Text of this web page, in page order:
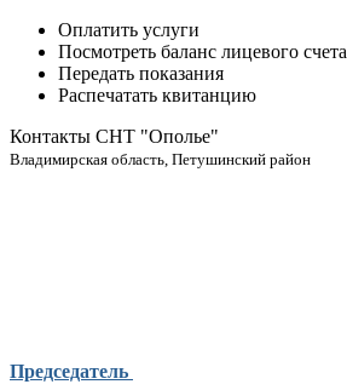
Оплатить услуги
Посмотреть баланс лицевого счета
Передать показания
Распечатать квитанцию
Контакты СНТ "Ополье"
Владимирская область, Петушинский район
Председатель